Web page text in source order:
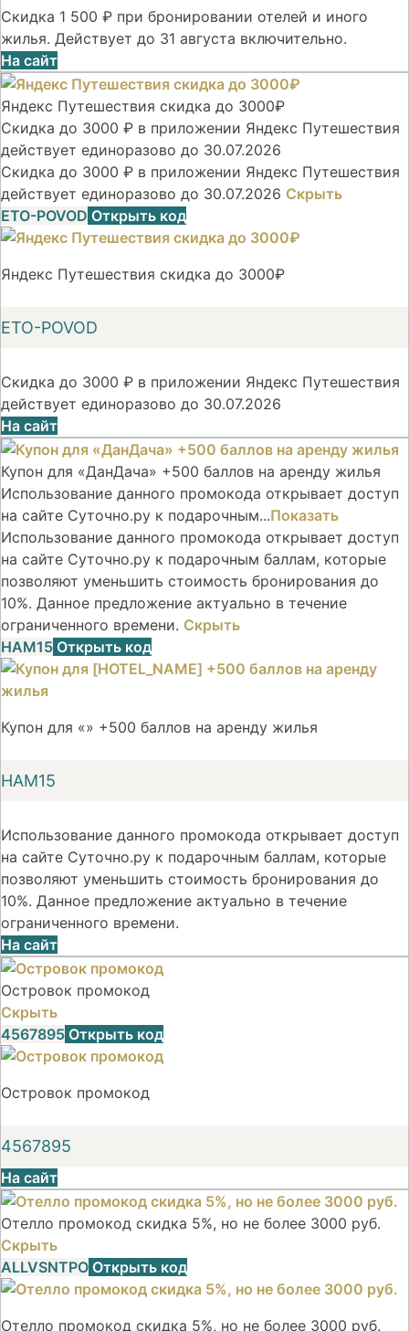
Скидка 1 500 ₽ при бронировании отелей и иного
жилья. Действует до 31 августа включительно.
На сайт
Яндекс Путешествия скидка до 3000₽
Скидка до 3000 ₽ в приложении Яндекс Путешествия
действует единоразово до 30.07.2026
Скидка до 3000 ₽ в приложении Яндекс Путешествия
действует единоразово до 30.07.2026 Скрыть
ETO-POVOD Открыть код
Яндекс Путешествия скидка до 3000₽
ETO-POVOD
Скидка до 3000 ₽ в приложении Яндекс Путешествия
действует единоразово до 30.07.2026
На сайт
Купон для «ДанДача» +500 баллов на аренду жилья
Использование данного промокода открывает доступ
на сайте Суточно.ру к подарочным...Показать
Использование данного промокода открывает доступ
на сайте Суточно.ру к подарочным баллам, которые
позволяют уменьшить стоимость бронирования до
10%. Данное предложение актуально в течение
ограниченного времени. Скрыть
НАМ15 Открыть код
Купон для «» +500 баллов на аренду жилья
НАМ15
Использование данного промокода открывает доступ
на сайте Суточно.ру к подарочным баллам, которые
позволяют уменьшить стоимость бронирования до
10%. Данное предложение актуально в течение
ограниченного времени.
На сайт
Островок промокод
Скрыть
4567895 Открыть код
Островок промокод
4567895
На сайт
Отелло промокод скидка 5%, но не более 3000 руб.
Скрыть
ALLVSNTPO Открыть код
Отелло промокод скидка 5%, но не более 3000 руб.